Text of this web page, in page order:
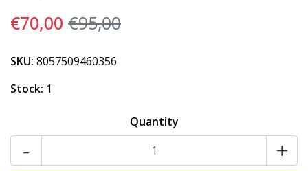
€70,00 €95,00
SKU: 8057509460356
Stock: 1
Quantity
- +